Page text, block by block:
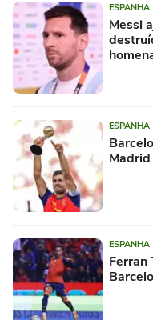
ESPANHA
Messi
ESPANHA
ESPANHA
Ferran